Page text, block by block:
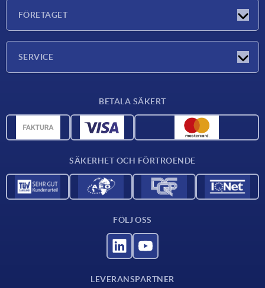
FÖRETAGET
SERVICE
CAD-data
BETALA SÄKERT
SÄKERHET OCH FÖRTROENDE
FÖLJ OSS
LEVERANSPARTNER